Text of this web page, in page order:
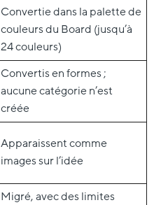
Convertie dans la palette de
couleurs du Board (jusqu’à
24 couleurs)
Convertis en formes ;
aucune catégorie n’est
créée
Apparaissent comme
images sur l’idée
Migré, avec des limites